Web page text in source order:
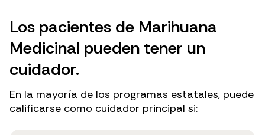
Los pacientes de Marihuana
Medicinal pueden tener un
cuidador.
En la mayoría de los programas estatales, puede
calificarse como cuidador principal si: